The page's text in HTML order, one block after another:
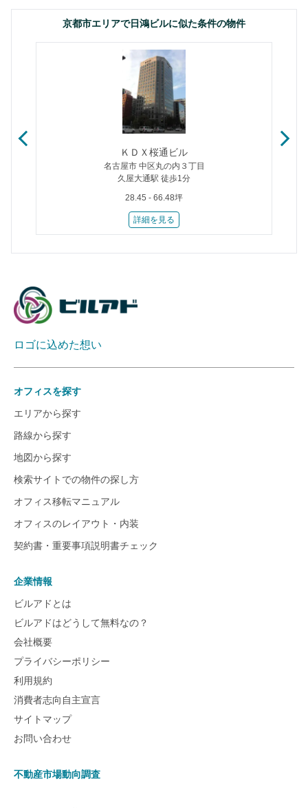
京都市エリアで日鴻ビルに似た条件の物件
ＫＤＸ桜通ビル
名古屋市 中区丸の内３丁目
久屋大通駅 徒歩1分
28.45 - 66.48坪
詳細を見る
ロゴに込めた想い
オフィスを探す
エリアから探す
路線から探す
地図から探す
検索サイトでの物件の探し方
オフィス移転マニュアル
オフィスのレイアウト・内装
契約書・重要事項説明書チェック
企業情報
ビルアドとは
ビルアドはどうして無料なの？
会社概要
プライバシーポリシー
利用規約
消費者志向自主宣言
サイトマップ
お問い合わせ
不動産市場動向調査